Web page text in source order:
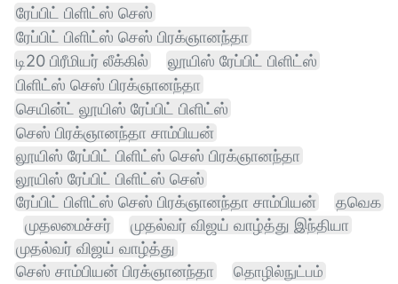
ரேப்பிட் பிளிட்ஸ் செஸ்
ரேப்பிட் பிளிட்ஸ் செஸ் பிரக்ஞானந்தா
டி20 பிரீமியர் லீக்கில்
லூயிஸ் ரேப்பிட் பிளிட்ஸ்
பிளிட்ஸ் செஸ் பிரக்ஞானந்தா
செயின்ட் லூயிஸ் ரேப்பிட் பிளிட்ஸ்
செஸ் பிரக்ஞானந்தா சாம்பியன்
லூயிஸ் ரேப்பிட் பிளிட்ஸ் செஸ் பிரக்ஞானந்தா
லூயிஸ் ரேப்பிட் பிளிட்ஸ் செஸ்
ரேப்பிட் பிளிட்ஸ் செஸ் பிரக்ஞானந்தா சாம்பியன்
தவெக
முதலமைச்சர்
முதல்வர் விஜய் வாழ்த்து இந்தியா
முதல்வர் விஜய் வாழ்த்து
செஸ் சாம்பியன் பிரக்ஞானந்தா
தொழில்நுட்பம்